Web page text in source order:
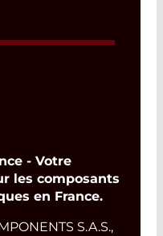
- Votre
les composants
en France.
S.A.S.,